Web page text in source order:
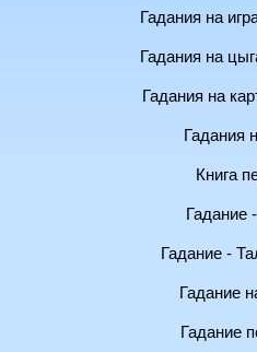
Гадания на
Гадания на
Гадания на
Гадания
Книга
Гадание
Гадание -
Гадание
Гадание